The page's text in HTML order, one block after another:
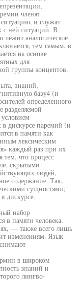
членят
ситуацию, и служат
с ней ситуаций. В
лежит аналогическое
тем самым, в
на основе
для
группы концептов.
знаний,
базу4 (и
определенного
разделяемой
дискурсе паремий (и
в памяти как
лексическим
каждый раз при их
тем, что процесс
скрытыми
людей,
содержание. Так,
сущностями;
дискурсе.
набор
в памяти человека.
— также всего лишь
изменениям. Язык
в широком
знаний и
лингво-